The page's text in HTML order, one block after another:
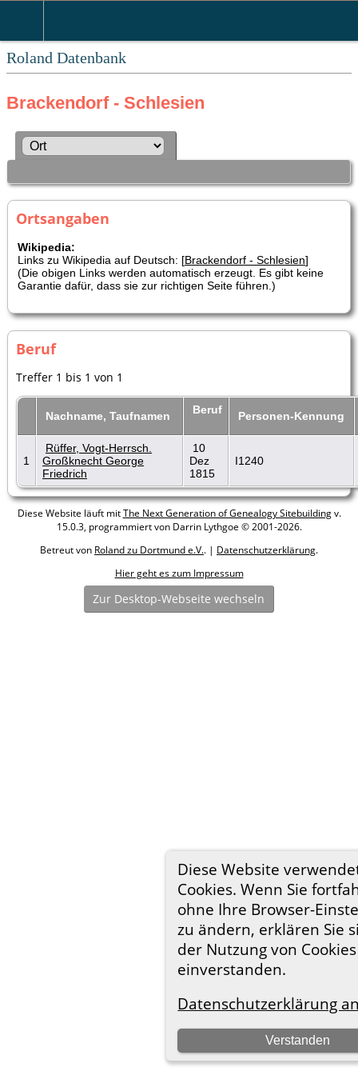
Roland Datenbank
Diese Website
Cookies. Wenn Sie
ohne Ihre Browser-
zu ändern, erklären Sie
der Nutzung von Cookies
einverstanden.
Datenschutzerklärung
Verstanden
Brackendorf - Schlesien
Ortsangaben
Wikipedia:
Links zu Wikipedia auf Deutsch: [Brackendorf - Schlesien]
(Die obigen Links werden automatisch erzeugt. Es gibt keine
Garantie dafür, dass sie zur richtigen Seite führen.)
Beruf
Treffer 1 bis 1 von 1
Nachname, Taufnamen Beruf Personen-Kennung
1
Rüffer, Vogt-Herrsch.
Großknecht George
Friedrich
10
Dez
1815
I1240
Diese Website läuft mitThe Next Generation of Genealogy Sitebuildingv.
15.0.3, programmiert von Darrin Lythgoe © 2001-2026.
Betreut von Roland zu Dortmund e.V.. | Datenschutzerklärung.
Hier geht es zum Impressum
Zur Desktop-Webseite wechseln